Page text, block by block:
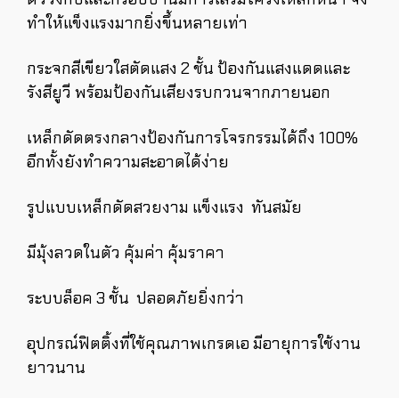
ทำให้แข็งแรงมากยิ่งขึ้นหลายเท่า
กระจกสีเขียวใสตัดแสง 2 ชั้น ป้องกันแสงแดดและ
รังสียูวี พร้อมป้องกันเสียงรบกวนจากภายนอก
เหล็กดัดตรงกลางป้องกันการโจรกรรมได้ถึง 100%
อีกทั้งยังทำความสะอาดได้ง่าย
รูปแบบเหล็กดัดสวยงาม แข็งแรง ทันสมัย
มีมุ้งลวดในตัว คุ้มค่า คุ้มราคา
ระบบล็อค 3 ชั้น ปลอดภัยยิ่งกว่า
อุปกรณ์ฟิตติ้งที่ใช้คุณภาพเกรดเอ มีอายุการใช้งาน
ยาวนาน